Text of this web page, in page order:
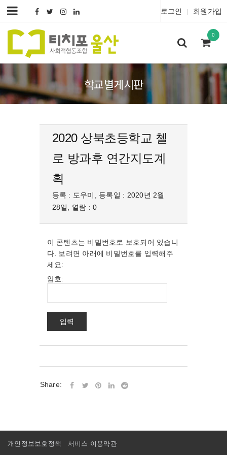
로그인 회원가입
0
학교별게시판
2020 상북초등학교 첼
로 방과후 연간지도계
획
등록 : 도우미, 등록일 : 2020년 2월
28일, 열람 : 0
이 콘텐츠는 비밀번호로 보호되어 있습니
다. 보려면 아래에 비밀번호를 입력해주
세요:
암호:
Share:
개인정보보호정책 서비스 이용약관